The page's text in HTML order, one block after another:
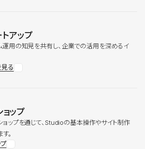
アップ
運用の知見を共有し、企業での活用を深めるイ
る
ップ
ップを通じて、Studioの基本操作やサイト制作
。